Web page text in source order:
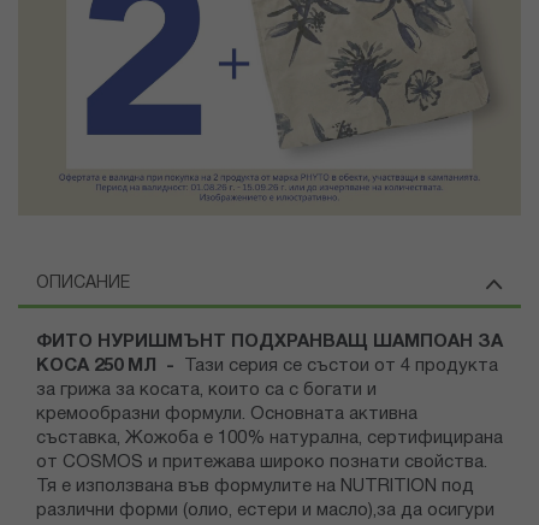
ОПИСАНИЕ
ФИТО НУРИШМЪНТ ПОДХРАНВАЩ ШАМПОАН ЗА
КОСА 250 МЛ -
Тази серия се състои от 4 продукта
за грижа за косата, които са с богати и
кремообразни формули. Основната активна
съставка, Жожоба е 100% натурална, сертифицирана
от COSMOS и притежава широко познати свойства.
Тя е използвана във формулите на NUTRITION под
различни форми (олио, естери и масло),за да осигури